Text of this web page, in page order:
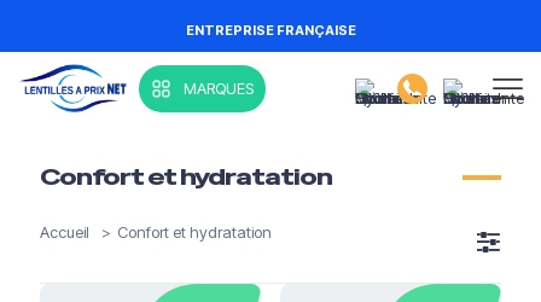
ENTREPRISE FRANÇAISE
MARQUES
Confort et hydratation
Accueil > Confort et hydratation